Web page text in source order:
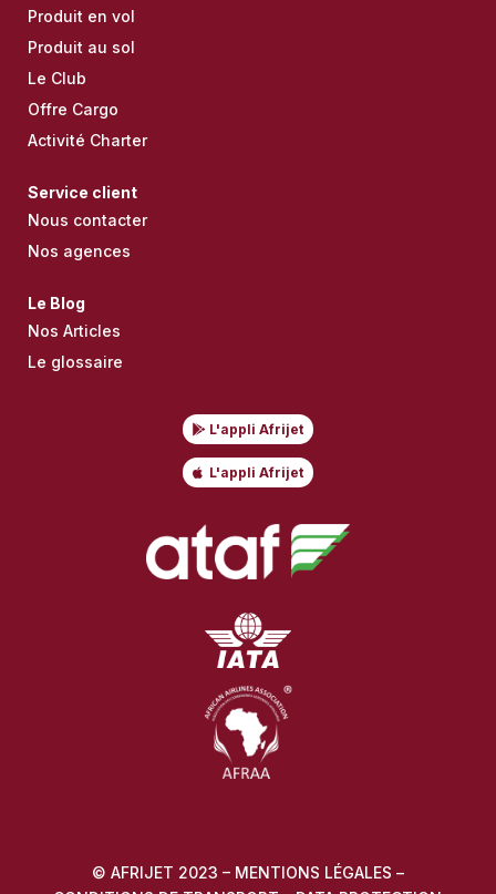
Produit en vol
Produit au sol
Le Club
Offre Cargo
Activité Charter
Service client
Nous contacter
Nos agences
Le Blog
Nos Articles
Le glossaire
L'appli Afrijet
L'appli Afrijet
© AFRIJET 2023 – MENTIONS LÉGALES –